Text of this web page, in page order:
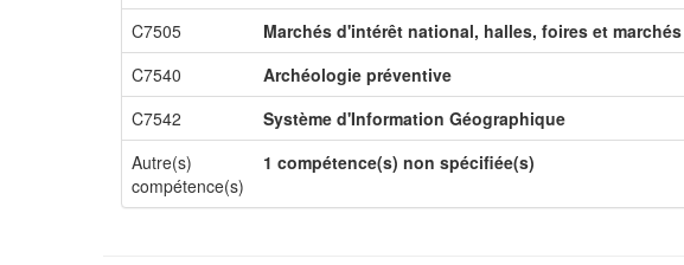
C7505 Marchés d'intérêt national, halles, foires et marchés
C7540 Archéologie préventive
C7542 Système d'Information Géographique
Autre(s)
compétence(s)
1 compétence(s) non spécifiée(s)